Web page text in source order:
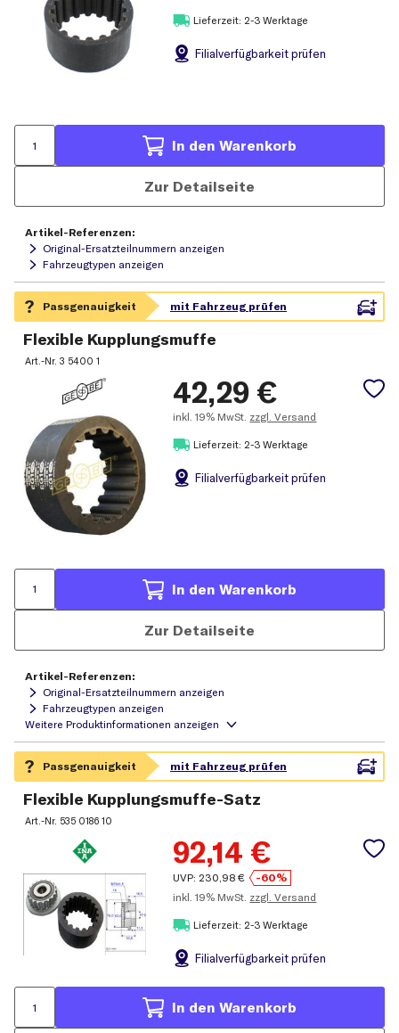
Lieferzeit: 2-3 Werktage
Filialverfügbarkeit prüfen
In den Warenkorb
Zur Detailseite
Artikel-Referenzen:
Original-Ersatzteilnummern anzeigen
Fahrzeugtypen anzeigen
Flexible Kupplungsmuffe
Art.-Nr.3 5400 1
42,29 €
inkl. 19% MwSt. zzgl. Versand
Lieferzeit: 2-3 Werktage
Filialverfügbarkeit prüfen
In den Warenkorb
Zur Detailseite
Artikel-Referenzen:
Original-Ersatzteilnummern anzeigen
Fahrzeugtypen anzeigen
Flexible Kupplungsmuffe-Satz
Art.-Nr. 535 0186 10
92,14 €
UVP: 230,98 €
-60%
inkl. 19% MwSt. zzgl. Versand
Lieferzeit: 2-3 Werktage
Filialverfügbarkeit prüfen
In den Warenkorb